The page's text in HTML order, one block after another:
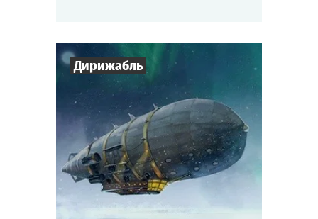
Cыграть
Дирижабль
7-10
Время игры ч.
Тематика Стимпанк
Тип квеста Мини-квестория